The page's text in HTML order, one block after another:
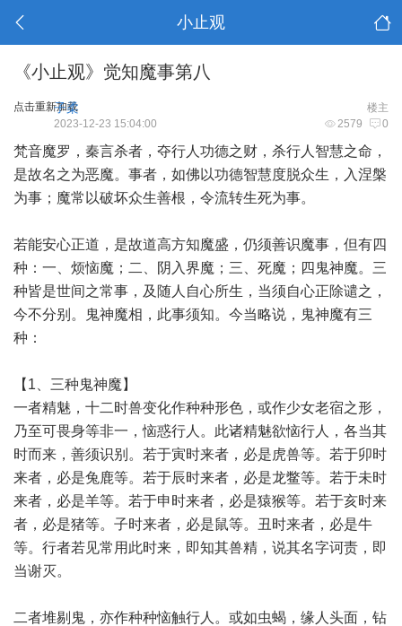
小止观
《小止观》觉知魔事第八
点击重新加载 楼主
子柔
2579 0
2023-12-23 15:04:00
梵音魔罗，秦言杀者，夺行人功德之财，杀行人智慧之命，
是故名之为恶魔。事者，如佛以功德智慧度脱众生，入涅槃
为事；魔常以破坏众生善根，令流转生死为事。
若能安心正道，是故道高方知魔盛，仍须善识魔事，但有四
种：一、烦恼魔；二、阴入界魔；三、死魔；四鬼神魔。三
种皆是世间之常事，及随人自心所生，当须自心正除谴之，
今不分别。鬼神魔相，此事须知。今当略说，鬼神魔有三
种：
【1、三种鬼神魔】
一者精魅，十二时兽变化作种种形色，或作少女老宿之形，
乃至可畏身等非一，恼惑行人。此诸精魅欲恼行人，各当其
时而来，善须识别。若于寅时来者，必是虎兽等。若于卯时
来者，必是兔鹿等。若于辰时来者，必是龙鳖等。若于未时
来者，必是羊等。若于申时来者，必是猿猴等。若于亥时来
者，必是猪等。子时来者，必是鼠等。丑时来者，必是牛
等。行者若见常用此时来，即知其兽精，说其名字诃责，即
当谢灭。
二者堆剔鬼，亦作种种恼触行人。或如虫蝎，缘人头面，钻